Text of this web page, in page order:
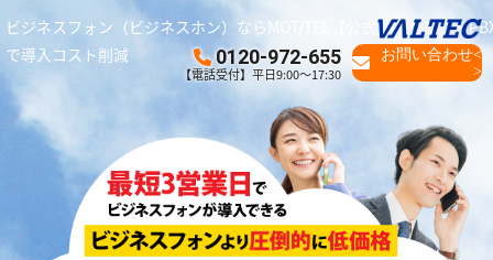
ビジネスフォン（ビジネスホン）ならMOT/TEL【公式】｜クラウド
で導入コスト削減
0120-972-655
【電話受付】平日9:00～17:30
お問い合わせ<
>